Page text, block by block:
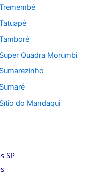
Quadra Morumbi
do Mandaqui
SP